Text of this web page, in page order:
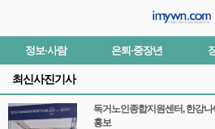
정보·사람 은퇴·중장년
최신사진기사
독거노인종합지원센터, 한강
홍보